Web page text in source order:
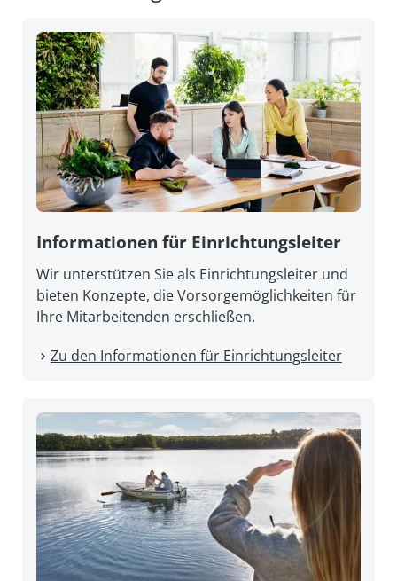
Informationen für Einrichtungsleiter
Wir unterstützen Sie als Einrichtungsleiter und
bieten Konzepte, die Vorsorgemöglichkeiten für
Ihre Mitarbeitenden erschließen.
Zu den Informationen für Einrichtungsleiter